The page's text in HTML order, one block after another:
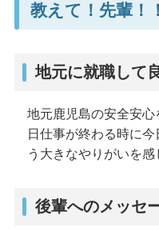
教えて！先輩！！
地元に就職して
地元鹿児島の安全安
日仕事が終わる時に
う大きなやりがいを感
後輩へのメッセ